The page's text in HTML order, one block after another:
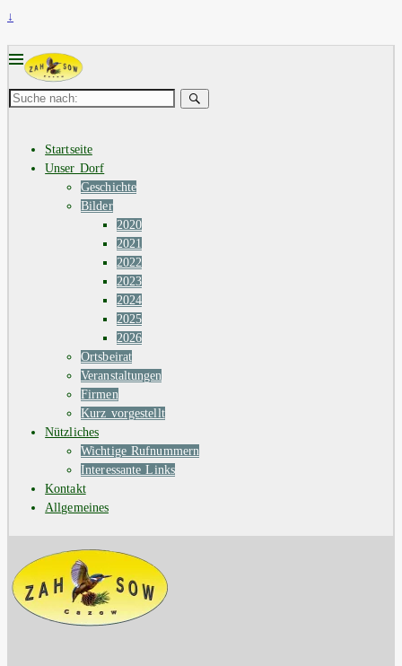
↓
Suche
Startseite
Unser Dorf
Geschichte
Bilder
2020
2021
2022
2023
2024
2025
2026
Ortsbeirat
Veranstaltungen
Firmen
Kurz vorgestellt
Nützliches
Wichtige Rufnummern
Interessante Links
Kontakt
Allgemeines